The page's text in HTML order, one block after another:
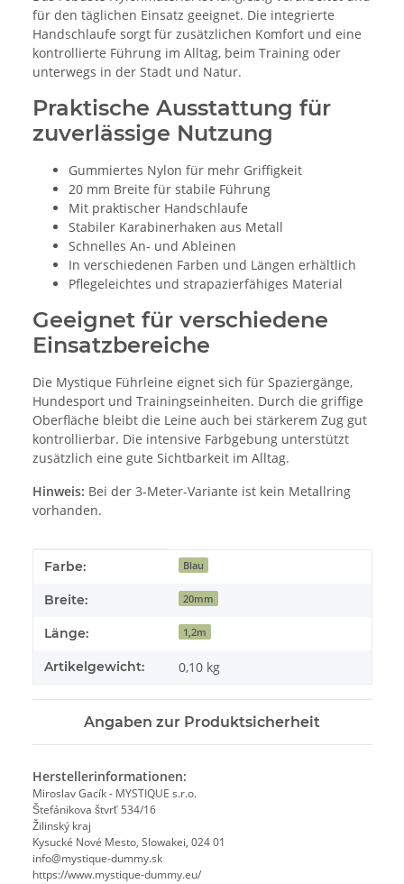
für den täglichen Einsatz geeignet. Die integrierte
Handschlaufe sorgt für zusätzlichen Komfort und eine
kontrollierte Führung im Alltag, beim Training oder
unterwegs in der Stadt und Natur.
Praktische Ausstattung für
zuverlässige Nutzung
Gummiertes Nylon für mehr Griffigkeit
20 mm Breite für stabile Führung
Mit praktischer Handschlaufe
Stabiler Karabinerhaken aus Metall
Schnelles An- und Ableinen
In verschiedenen Farben und Längen erhältlich
Pflegeleichtes und strapazierfähiges Material
Geeignet für verschiedene
Einsatzbereiche
Die Mystique Führleine eignet sich für Spaziergänge,
Hundesport und Trainingseinheiten. Durch die griffige
Oberfläche bleibt die Leine auch bei stärkerem Zug gut
kontrollierbar. Die intensive Farbgebung unterstützt
zusätzlich eine gute Sichtbarkeit im Alltag.
Hinweis: Bei der 3-Meter-Variante ist kein Metallring
vorhanden.
Produkteigenschaft
Wert
Farbe: Blau
Breite: 20mm
Länge: 1,2m
Artikelgewicht: 0,10 kg
Angaben zur Produktsicherheit
Herstellerinformationen:
Miroslav Gacík - MYSTIQUE s.r.o.
Štefánikova štvrť 534/16
Žilinský kraj
Kysucké Nové Mesto, Slowakei, 024 01
info@mystique-dummy.sk
https://www.mystique-dummy.eu/